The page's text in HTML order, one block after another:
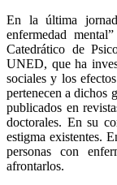
En la última
enfermedad
Catedrático de
UNED, que ha
sociales y los
pertenecen a dichos
publicados en
doctorales. En su
estigma existentes.
personas con
afrontarlos.